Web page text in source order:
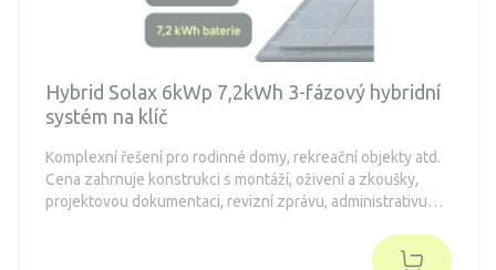
Hybrid Solax 6kWp 7,2kWh 3-fázový hybridní
systém na klíč
Komplexní řešení pro rodinné domy, rekreační objekty atd.
Cena zahrnuje konstrukci s montáží, oživení a zkoušky,
projektovou dokumentaci, revizní zprávu, administrativu